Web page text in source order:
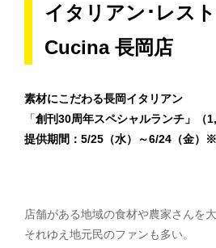
イタリアン･レス
Cucina 長岡店
素材にこだわる長岡イタリアン
「創刊30周年スペシャルランチ」（
提供期間：5/25（水）～6/24（金）
店舗がある地域の食材や農家さんを
それゆえ地元民のファンも多い。